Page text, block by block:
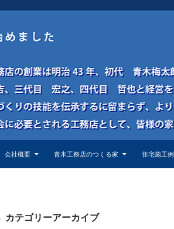
会社概要 青木工務店のつくる家 住宅施工例
カテゴリーアーカイブ